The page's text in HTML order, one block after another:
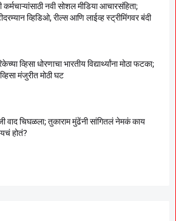
कर्मचाऱ्यांसाठी नवी सोशल मीडिया आचारसंहिता;
व्हिडिओ, रील्स आणि लाईव्ह स्ट्रीमिंगवर बंदी
व्हिसा धोरणाचा भारतीय विद्यार्थ्यांना मोठा फटका;
मंजुरीत मोठी घट
वाद चिघळला; तुकाराम मुंढेंनी सांगितलं नेमकं काय
होतं?